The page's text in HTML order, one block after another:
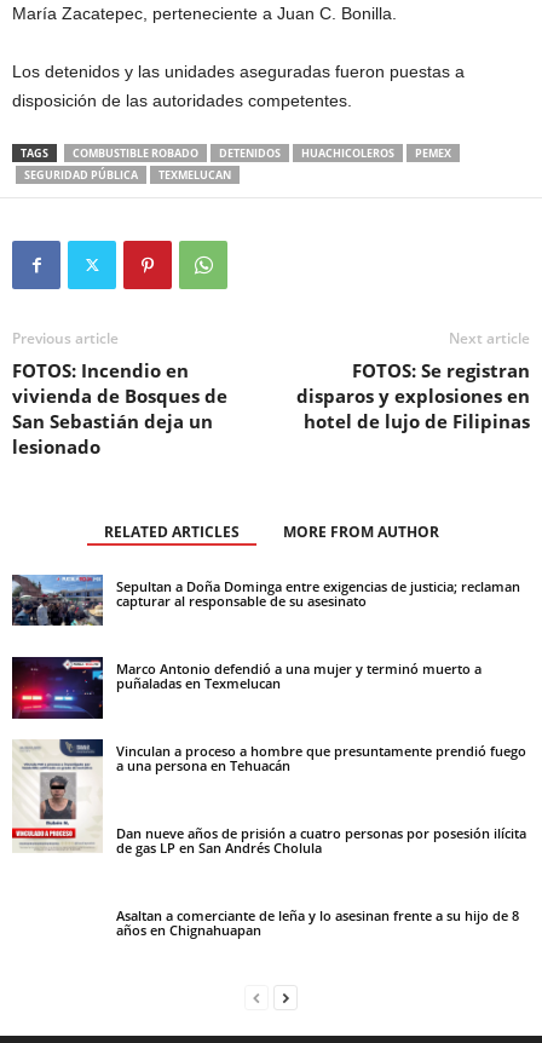
María Zacatepec, perteneciente a Juan C. Bonilla.
Los detenidos y las unidades aseguradas fueron puestas a
disposición de las autoridades competentes.
TAGS COMBUSTIBLE ROBADO DETENIDOS HUACHICOLEROS
PEMEX
SEGURIDAD PÚBLICA
TEXMELUCAN
Previous article
FOTOS: Incendio en
vivienda de Bosques de
San Sebastián deja un
lesionado
Next article
FOTOS: Se registran
disparos y explosiones en
hotel de lujo de Filipinas
RELATED ARTICLES MORE FROM AUTHOR
Sepultan a Doña Dominga entre exigencias de justicia; reclaman
capturar al responsable de su asesinato
Marco Antonio defendió a una mujer y terminó muerto a
puñaladas en Texmelucan
Vinculan a proceso a hombre que presuntamente prendió fuego
a una persona en Tehuacán
Dan nueve años de prisión a cuatro personas por posesión ilícita
de gas LP en San Andrés Cholula
Asaltan a comerciante de leña y lo asesinan frente a su hijo de 8
años en Chignahuapan